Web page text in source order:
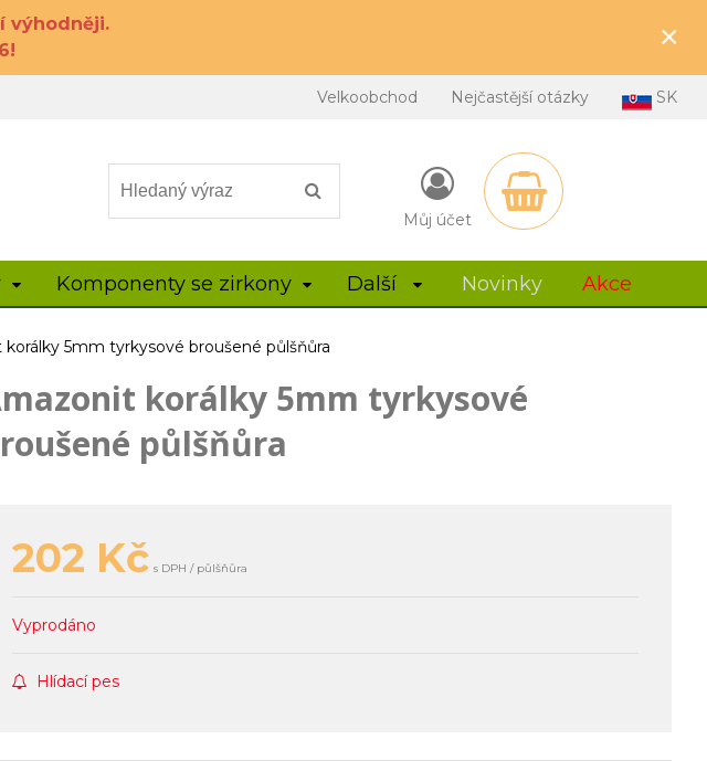
výhodněji.
×
Velkoobchod Nejčastější otázky SK
Můj účet
Komponenty se zirkony Další Novinky Akce
5mm tyrkysové broušené půlšňůra
korálky 5mm tyrkysové
půlšňůra
202 Kč s DPH / půlšňůra
Vyprodáno
Hlídací pes